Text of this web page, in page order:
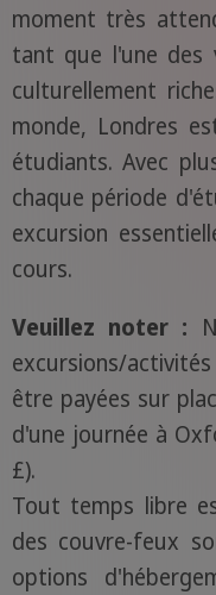
moment très
tant que l'une des
culturellement
monde, Londres
étudiants. Avec
chaque période
excursion
cours.
Veuillez noter :
excursions/
être payées sur
d'une journée à
£).
Tout temps libre
des couvre-feux
options